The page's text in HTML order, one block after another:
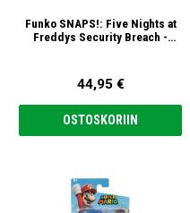
Funko SNAPS!: Five Nights at
Freddys Security Breach -
44,95 €
OSTOSKORIIN